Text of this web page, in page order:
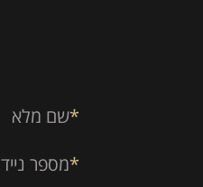
*שם מלא
*מספר נייד